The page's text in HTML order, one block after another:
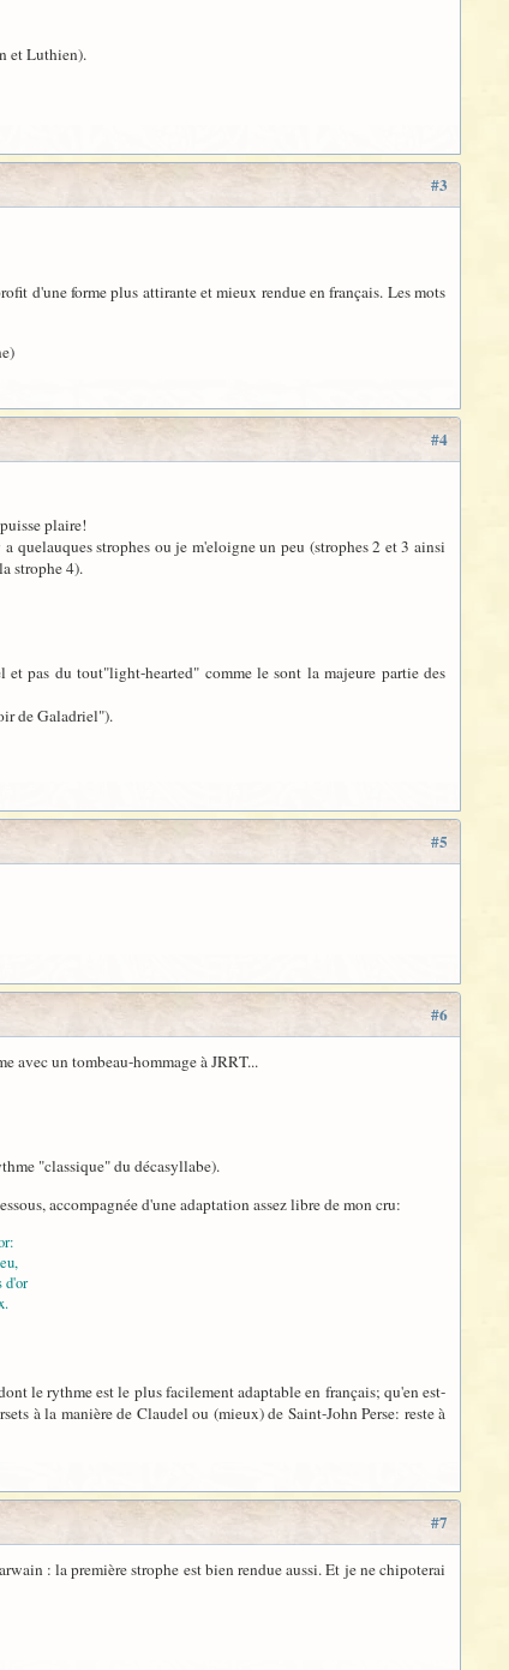
et Luthien).
#3
d'une forme plus attirante et mieux rendue en français. Les mots
#4
plaire!
quelauques strophes ou je m'eloigne un peu (strophes 2 et 3 ainsi
strophe 4).
pas du tout"light-hearted" comme le sont la majeure partie des
de Galadriel").
#5
#6
avec un tombeau-hommage à JRRT...
"classique" du décasyllabe).
accompagnée d'une adaptation assez libre de mon cru:
d'or
le rythme est le plus facilement adaptable en français; qu'en est-
à la manière de Claudel ou (mieux) de Saint-John Perse: reste à
#7
: la première strophe est bien rendue aussi. Et je ne chipoterai